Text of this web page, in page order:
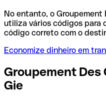
No entanto, o Groupement
utiliza vários códigos para
código correto com o
Economize dinheiro em
Groupement
Gie